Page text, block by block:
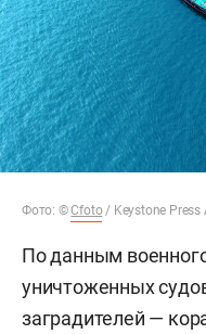
Фото: ©Cfoto/ Keystone Press
По данным
уничтоженных
заградителей —